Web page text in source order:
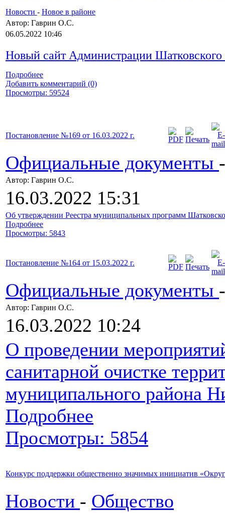
Новости - Новое в районе
Автор: Гаврин О.C.
06.05.2022 10:46
Новый сайт Администрации
Подробнее
Добавить комментарий (0)
Просмотры: 59524
Постановление №169 от 16.03.2022 г.
Официальные документы
Автор: Гаврин О.C.
16.03.2022 15:31
Об утверждении Реестра муниципальных программ
Подробнее
Просмотры: 5843
Постановление №164 от 15.03.2022 г.
Официальные документы
Автор: Гаврин О.C.
16.03.2022 10:24
О проведении
санитарной очистке
муниципального района
Подробнее
Просмотры: 5854
Конкурс поддержки общественно значимых инициатив
Новости - Общество